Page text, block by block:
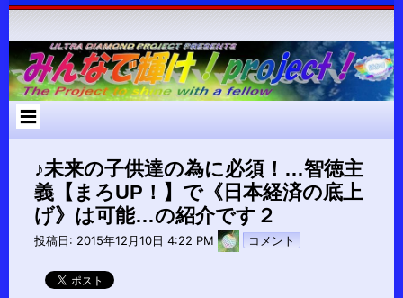
コ
ン
ツ
へ
ス
♪未来の子供達の為に必須！…智徳主
義【まろUP！】で《日本経済の底上
げ》は可能…の紹介です２
投稿日: 2015年12月10日 4:22 PM pokari7
コメント